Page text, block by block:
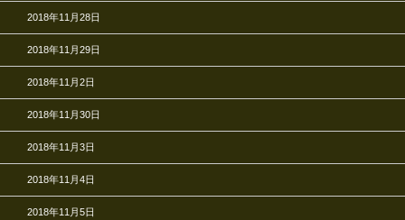
2018年11月28日
2018年11月29日
2018年11月2日
2018年11月30日
2018年11月3日
2018年11月4日
2018年11月5日